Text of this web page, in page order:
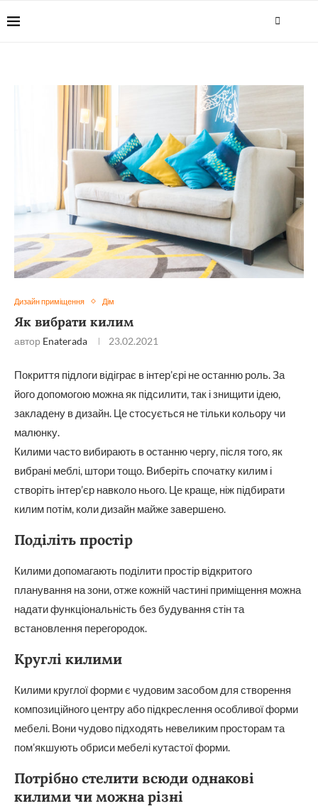
Дизайн приміщення Дім
Як вибрати килим
автор Enaterada 23.02.2021
Покриття підлоги відіграє в інтер’єрі не останню роль. За
його допомогою можна як підсилити, так і знищити ідею,
закладену в дизайн. Це стосується не тільки кольору чи
малюнку.
Килими часто вибирають в останню чергу, після того, як
вибрані меблі, штори тощо. Виберіть спочатку килим і
створіть інтер’єр навколо нього. Це краще, ніж підбирати
килим потім, коли дизайн майже завершено.
Поділіть простір
Килими допомагають поділити простір відкритого
планування на зони, отже кожній частині приміщення можна
надати функціональність без будування стін та
встановлення перегородок.
Круглі килими
Килими круглої форми є чудовим засобом для створення
композиційного центру або підкреслення особливої форми
мебелі. Вони чудово підходять невеликим просторам та
пом’якшують обриси мебелі кутастої форми.
Потрібно стелити всюди однакові
килими чи можна різні